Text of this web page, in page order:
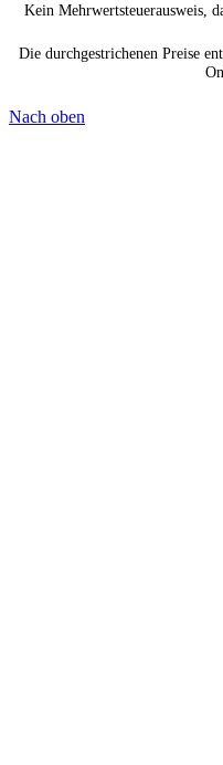
Kein Mehrwertsteuerausweis,
Die durchgestrichenen Preise
Nach oben